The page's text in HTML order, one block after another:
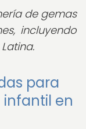
de gemas
incluyendo
para
en